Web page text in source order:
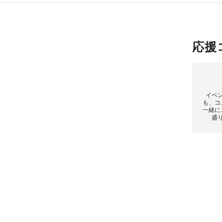
応援
イベ
も、
一緒に
盛